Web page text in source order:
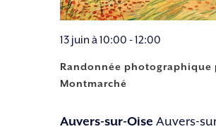
Randonnée photographique
Montmarché
13 juin à 10:00 -12:00
Auvers-sur-OiseAuvers-